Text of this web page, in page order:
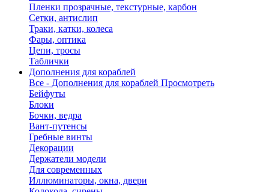
Пленки прозрачные, текстурные, карбон
Сетки, антислип
Траки, катки, колеса
Фары, оптика
Цепи, тросы
Таблички
Дополнения для кораблей
Все - Дополнения для кораблей Просмотреть
Бейфуты
Блоки
Бочки, ведра
Вант-путенсы
Гребные винты
Декорации
Держатели модели
Для современных
Иллюминаторы, окна, двери